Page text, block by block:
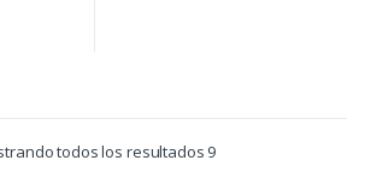
todos los resultados 9